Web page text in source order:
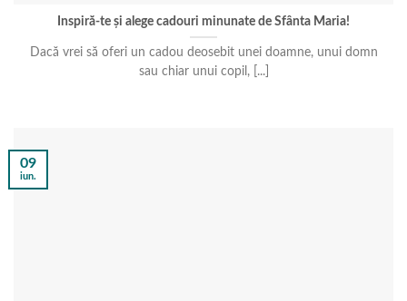
Inspiră-te și alege cadouri minunate de Sfânta Maria!
Dacă vrei să oferi un cadou deosebit unei doamne, unui domn
sau chiar unui copil, [...]
09
iun.